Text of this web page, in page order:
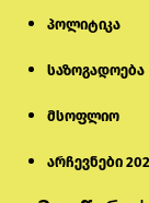
პოლიტიკა
საზოგადოება
მსოფლიო
არჩევნები